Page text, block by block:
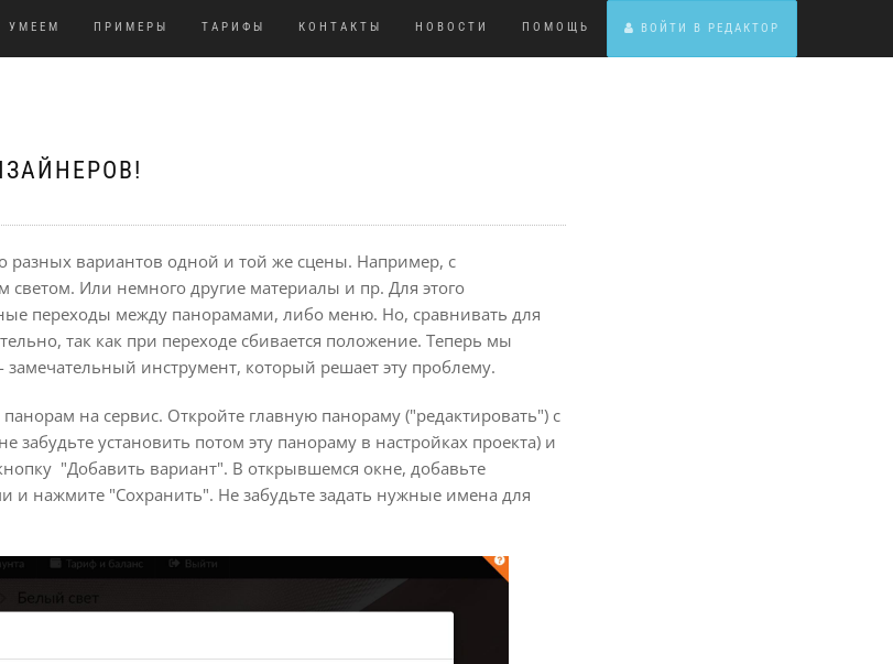
УМЕЕМ ПРИМЕРЫ ТАРИФЫ КОНТАКТЫ НОВОСТИ ПОМОЩЬ ВОЙТИ В РЕДАКТОР
разных вариантов одной и той же сцены. Например, с
Или немного другие материалы и пр. Для этого
переходы между панорамами, либо меню. Но, сравнивать для
так как при переходе сбивается положение. Теперь мы
инструмент, который решает эту проблему.
на сервис. Откройте главную панораму ("редактировать") с
забудьте установить потом эту панораму в настройках проекта) и
"Добавить вариант". В открывшемся окне, добавьте
и нажмите "Сохранить". Не забудьте задать нужные имена для